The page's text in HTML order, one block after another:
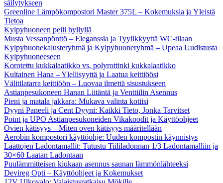
säilytykseen
Greenline Lämpökompostori Master 375L – Kokemuksia ja Yleistä
Tietoa
Kylpyhuoneen peili hyllyllä
Musta Vessanpönttö – Eleganssia ja Tyylikkyyttä WC-tilaan
Kylpyhuonekalusteryhmä ja Kylpyhuoneryhmä – Upeaa Uudistusta
Kylpyhuoneeseen
Korotettu kukkalaatikko vs. polyrottinki kukkalaatikko
Kultainen Hana – Ylellisyyttä ja Laatua keittiöösi
Välitilatarra keittiöön – Luovaa ilmettä sisustukseen
Astianpesukoneen Hanan Liitäntä ja Venttiilin Asennus
Pieni ja matala jakkara: Mukava valinta kotiisi
Dyyni Paneeli ja Cent Dyyni: Kaikki Tieto, Jonka Tarvitset
Point ja UPO Astianpesukoneiden Vikakoodit ja Käyttöohjeet
Ovien kätisyys – Miten oven kätisyys määritellään
Aerobin kompostori käyttöohje: Uuden kompostin käynnistys
Laattojen Ladontamallit: Tutustu Tiililadonnan 1/3 Ladontamalliin ja
30×60 Laatan Ladontaan
Puulämmitteisen kiukaan asennus saunan lämmönlähteeksi
Devireg Opti – Käyttöohjeet ja Kokemukset